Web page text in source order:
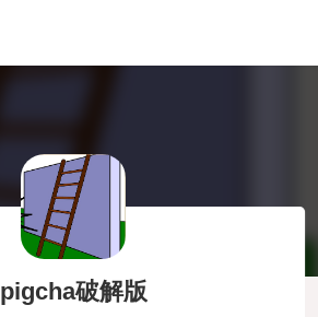
pigcha破解版